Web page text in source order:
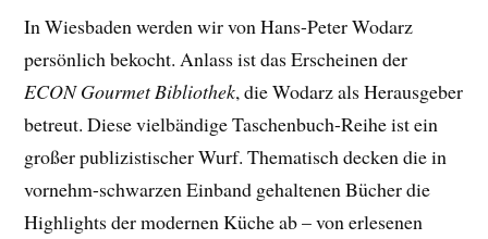
In Wiesbaden werden wir von Hans-Peter Wodarz
persönlich bekocht. Anlass ist das Erscheinen der
ECON Gourmet Bibliothek, die Wodarz als Herausgeber
betreut. Diese vielbändige Taschenbuch-Reihe ist ein
großer publizistischer Wurf. Thematisch decken die in
vornehm-schwarzen Einband gehaltenen Bücher die
Highlights der modernen Küche ab – von erlesenen